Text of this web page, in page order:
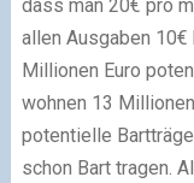
dass man 20€ pro
allen Ausgaben
Millionen Euro
wohnen 13
potentielle
schon Bart tragen.